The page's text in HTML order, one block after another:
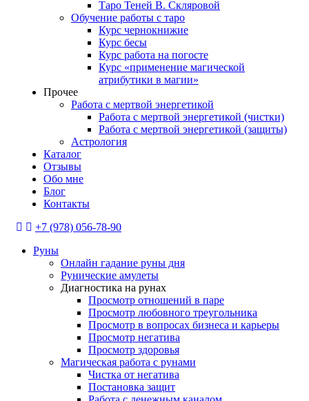
Таро Теней В. Скляровой
Обучение работы с таро
Курс чернокнижие
Курс бесы
Курс работа на погосте
Курс «применение магической
атрибутики в магии»
Прочее
Работа с мертвой энергетикой
Работа с мертвой энергетикой (чистки)
Работа с мертвой энергетикой (защиты)
Астрология
Каталог
Отзывы
Обо мне
Блог
Контакты
+7 (978) 056-78-90
Руны
Онлайн гадание руны дня
Рунические амулеты
Диагностика на рунах
Просмотр отношений в паре
Просмотр любовного треугольника
Просмотр в вопросах бизнеса и карьеры
Просмотр негатива
Просмотр здоровья
Магическая работа с рунами
Чистка от негатива
Постановка защит